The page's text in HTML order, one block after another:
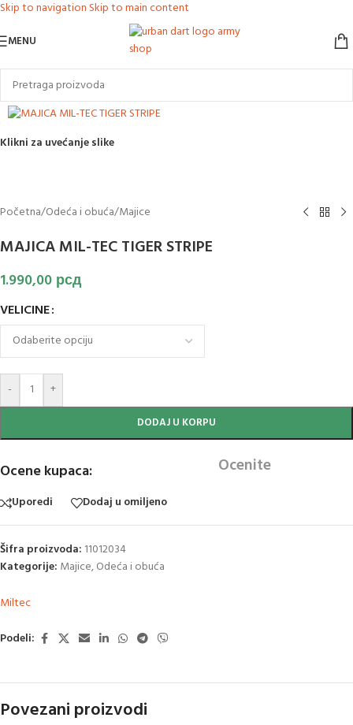
Skip to navigation Skip to main content
MENU
Klikni za uvećanje slike
Početna/Odeća i obuća/Majice
MAJICA MIL-TEC TIGER STRIPE
1.990,00 рсд
VELICINE
- +
DODAJ U KORPU
Ocene kupaca: Ocenite
Uporedi Dodaj u omiljeno
Šifra proizvoda: 11012034
Kategorije: Majice,Odeća i obuća
Miltec
Podeli:
Povezani proizvodi